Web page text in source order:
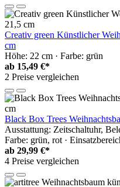
Creativ green Künstlicher
cm
Höhe: 22 cm · Farbe: grün
ab 15,49 €*
2 Preise vergleichen
Black Box Trees
Ausstattung: Zeitschaltuhr,
Farbe: grün, rot ·
ab 29,99 €*
4 Preise vergleichen